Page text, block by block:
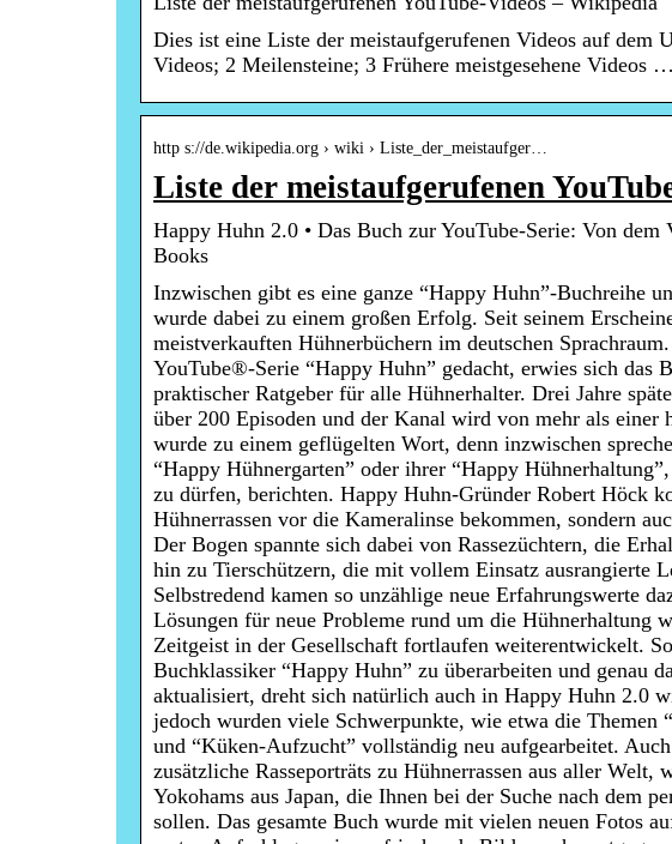
Dies ist eine Liste der meistaufgerufenen Videos auf dem
Videos; 2 Meilensteine; 3 Frühere meistgesehene Videos …
http s://de.wikipedia.org › wiki › Liste_der_meistaufger…
Liste der meistaufgerufenen
Happy Huhn 2.0 • Das Buch zur YouTube-Serie: Von
Books
Inzwischen gibt es eine ganze “Happy Huhn”-Buchreihe
wurde dabei zu einem großen Erfolg. Seit seinem
meistverkauften Hühnerbüchern im deutschen
YouTube®-Serie “Happy Huhn” gedacht, erwies sich das
praktischer Ratgeber für alle Hühnerhalter. Drei Jahre
über 200 Episoden und der Kanal wird von mehr als
wurde zu einem geflügelten Wort, denn inzwischen
“Happy Hühnergarten” oder ihrer “Happy
zu dürfen, berichten. Happy Huhn-Gründer Robert Höck
Hühnerrassen vor die Kameralinse bekommen, sondern
Der Bogen spannte sich dabei von Rassezüchtern, die
hin zu Tierschützern, die mit vollem Einsatz ausrangierte
Selbstredend kamen so unzählige neue Erfahrungswerte
Lösungen für neue Probleme rund um die Hühnerhaltung
Zeitgeist in der Gesellschaft fortlaufen weiterentwickelt.
Buchklassiker “Happy Huhn” zu überarbeiten und genau
aktualisiert, dreht sich natürlich auch in Happy Huhn 2.0
jedoch wurden viele Schwerpunkte, wie etwa die Themen
und “Küken-Aufzucht” vollständig neu aufgearbeitet.
zusätzliche Rasseporträts zu Hühnerrassen aus aller Welt,
Yokohams aus Japan, die Ihnen bei der Suche nach dem
sollen. Das gesamte Buch wurde mit vielen neuen Fotos